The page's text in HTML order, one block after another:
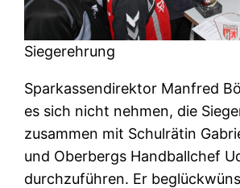
Siegerehrung
Sparkassendirektor Manfred
es sich nicht nehmen, die
zusammen mit Schulrätin
und Oberbergs Handballchef
durchzuführen. Er